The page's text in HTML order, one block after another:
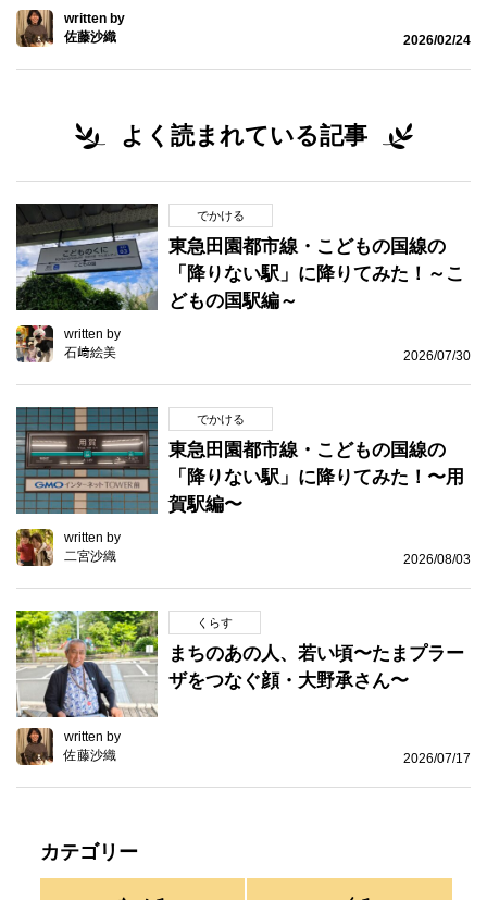
written by
佐藤沙織
2026/02/24
よく読まれている記事
でかける
東急田園都市線・こどもの国線の
「降りない駅」に降りてみた！～こ
どもの国駅編～
written by
石﨑絵美
2026/07/30
でかける
東急田園都市線・こどもの国線の
「降りない駅」に降りてみた！〜用
賀駅編〜
written by
二宮沙織
2026/08/03
くらす
まちのあの人、若い頃〜たまプラー
ザをつなぐ顔・大野承さん〜
written by
佐藤沙織
2026/07/17
カテゴリー